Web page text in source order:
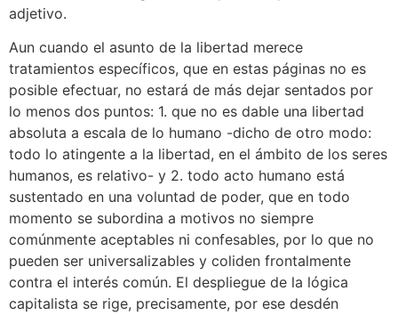
adjetivo.
Aun cuando el asunto de la libertad merece
tratamientos específicos, que en estas páginas no es
posible efectuar, no estará de más dejar sentados por
lo menos dos puntos: 1. que no es dable una libertad
absoluta a escala de lo humano -dicho de otro modo:
todo lo atingente a la libertad, en el ámbito de los seres
humanos, es relativo- y 2. todo acto humano está
sustentado en una voluntad de poder, que en todo
momento se subordina a motivos no siempre
comúnmente aceptables ni confesables, por lo que no
pueden ser universalizables y coliden frontalmente
contra el interés común. El despliegue de la lógica
capitalista se rige, precisamente, por ese desdén